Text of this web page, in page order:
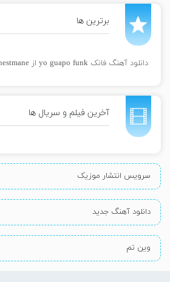
برترین ها
دانلود آهنگ فانک yo guapo funk از ernestmane
آخرین فیلم و سریال ها
سرویس انتشار موزیک
دانلود آهنگ جدید
وین تم